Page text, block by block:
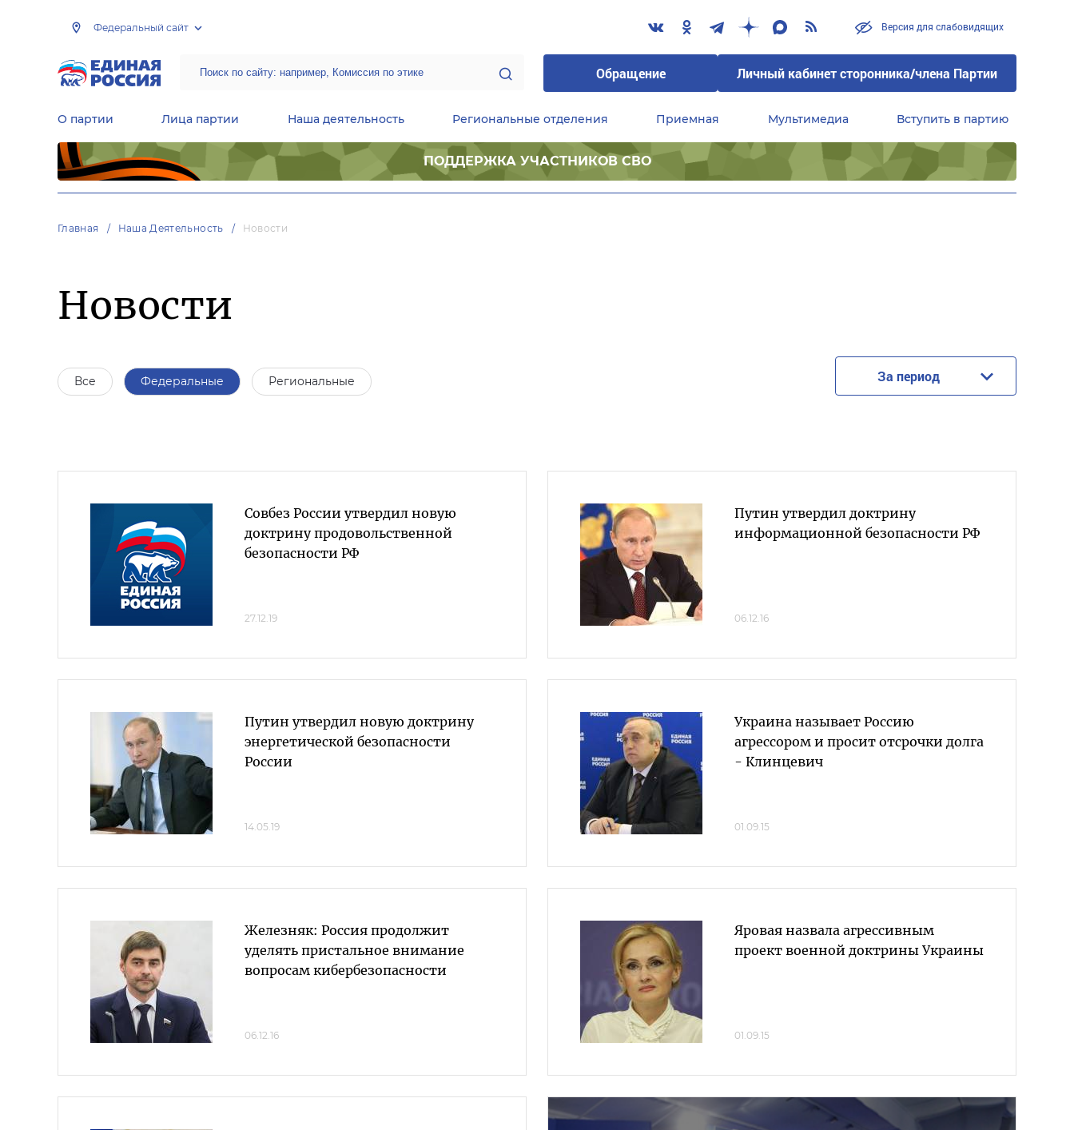
Федеральный сайт Версия для слабовидящих
Обращение Личный кабинет сторонника/члена Партии
О партии Лица партии Наша деятельность Региональные отделения Приемная Мультимедиа Вступить в партию
ПОДДЕРЖКА УЧАСТНИКОВ СВО
Главная Наша Деятельность Новости
Новости
Все Федеральные Региональные За период
Совбез России утвердил новую
доктрину продовольственной
безопасности РФ
27.12.19
Путин утвердил новую доктрину
энергетической безопасности
России
14.05.19
Железняк: Россия продолжит
уделять пристальное внимание
вопросам кибербезопасности
06.12.16
Путин утвердил доктрину
информационной безопасности РФ
06.12.16
Украина называет Россию
агрессором и просит отсрочки долга
- Клинцевич
01.09.15
Яровая назвала агрессивным
проект военной доктрины Украины
01.09.15